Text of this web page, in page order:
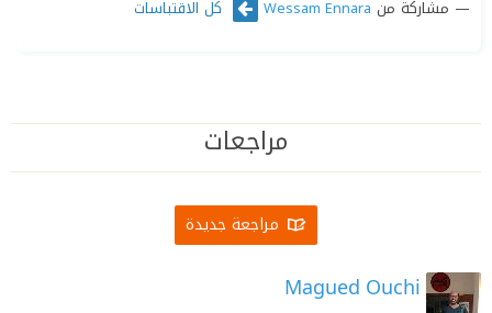
مشاركة من Wessam Ennara كل الاقتباسات
مراجعات
مراجعة جديدة
Magued Ouchi